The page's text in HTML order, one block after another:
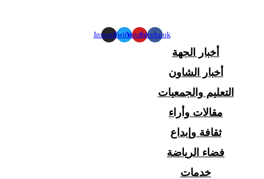
Facebook
Youtube
Twitter
Instagram
أخبار الجهة
أخبار الشاون
التعليم والجمعيات
مقالات وأراء
ثقافة وإبداع
فضاء الرياضة
خدمات